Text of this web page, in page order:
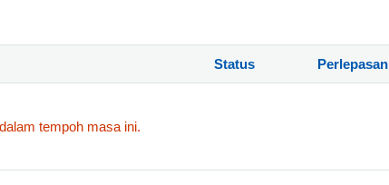
Status Perlepasan
tempoh masa ini.